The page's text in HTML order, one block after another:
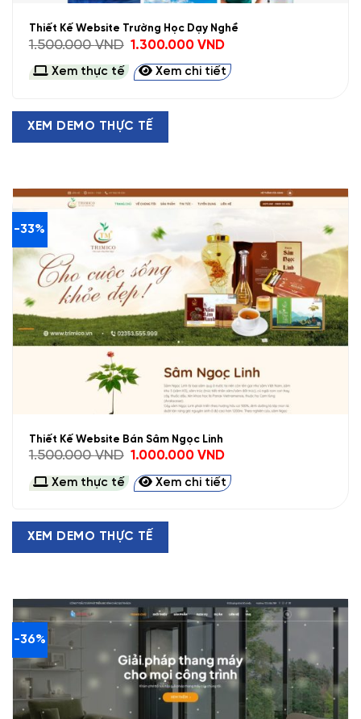
Thiết Kế Website Trường Học Dạy Nghề
1.500.000VND Giá
gốc
là:
1.500.000 VND.
1.300.000VNDGiá
tại
là:
Xem thực tế Xem chi tiết
XEM DEMO THỰC TẾ
-33%
Thiết Kế Website Bán Sâm Ngọc Linh
1.500.000VND Giá
là:
1.500.000 VND.
1.000.000VNDGiá
tại
là:
Xem thực tế Xem chi tiết
XEM DEMO THỰC TẾ
-36%